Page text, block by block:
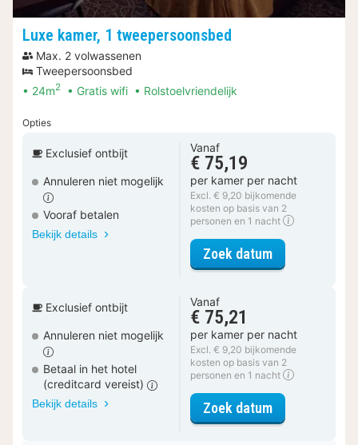
Luxe kamer, 1 tweepersoonsbed
Max. 2 volwassenen
Tweepersoonsbed
24m2 Gratis wifi Rolstoelvriendelijk
Opties
Exclusief ontbijt
Annuleren niet mogelijk
Vooraf betalen
Bekijk details
Vanaf
€ 75,19
per kamer per nacht
Excl. € 9,20 bijkomende
kosten op basis van 2
personen en 1 nacht
Zoek datumvoor Luxe
Exclusief ontbijt
Annuleren niet mogelijk
Betaal in het hotel
(creditcard vereist)
Bekijk details
Vanaf
€ 75,21
per kamer per nacht
Excl. € 9,20 bijkomende
kosten op basis van 2
personen en 1 nacht
Zoek datumvoor Luxe